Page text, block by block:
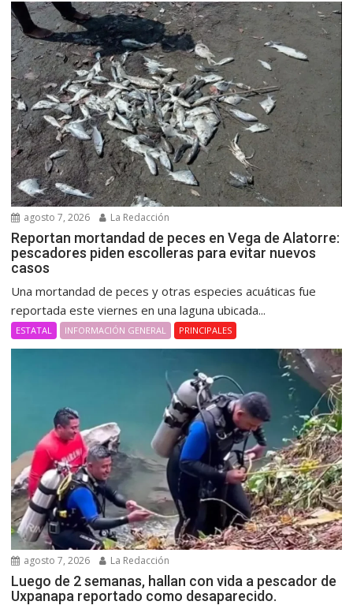
agosto 7, 2026 La Redacción
Reportan mortandad de peces en Vega de Alatorre:
pescadores piden escolleras para evitar nuevos
casos
Una mortandad de peces y otras especies acuáticas fue
reportada este viernes en una laguna ubicada...
ESTATAL INFORMACIÓN GENERAL PRINCIPALES
agosto 7, 2026 La Redacción
Luego de 2 semanas, hallan con vida a pescador de
Uxpanapa reportado como desaparecido.